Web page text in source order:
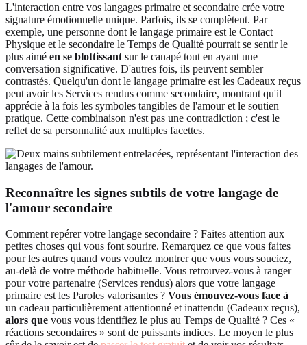
L'interaction entre vos langages primaire et secondaire crée votre
signature émotionnelle unique. Parfois, ils se complètent. Par
exemple, une personne dont le langage primaire est le Contact
Physique et le secondaire le Temps de Qualité pourrait se sentir le
plus aimé en se blottissant sur le canapé tout en ayant une
conversation significative. D'autres fois, ils peuvent sembler
contrastés. Quelqu'un dont le langage primaire est les Cadeaux reçus
peut avoir les Services rendus comme secondaire, montrant qu'il
apprécie à la fois les symboles tangibles de l'amour et le soutien
pratique. Cette combinaison n'est pas une contradiction ; c'est le
reflet de sa personnalité aux multiples facettes.
Reconnaître les signes subtils de votre langage de
l'amour secondaire
Comment repérer votre langage secondaire ? Faites attention aux
petites choses qui vous font sourire. Remarquez ce que vous faites
pour les autres quand vous voulez montrer que vous vous souciez,
au-delà de votre méthode habituelle. Vous retrouvez-vous à ranger
pour votre partenaire (Services rendus) alors que votre langage
primaire est les Paroles valorisantes ? Vous émouvez-vous face à
un cadeau particulièrement attentionné et inattendu (Cadeaux reçus),
alors que vous vous identifiez le plus au Temps de Qualité ? Ces «
réactions secondaires » sont de puissants indices. Le moyen le plus